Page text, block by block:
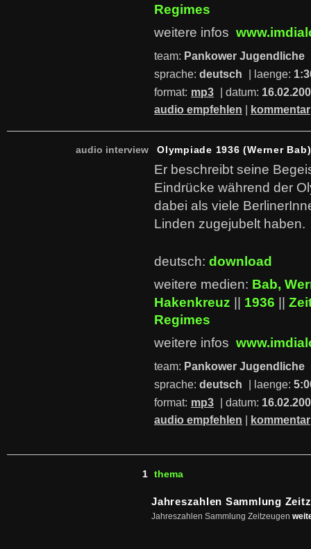
Regimes
weitere infos
team: Pankower Jugendliche
sprache: deutsch | laenge:
format: mp3 | datum:
audio empfehlen
kommentar
audio interview Olympiade 1936 (Werner Bab)
Er beschreibt seine
Eindrücke während der
dabei als viele
Linden zugejubelt haben.
deutsch: download
weitere medien: Bab,
Hakenkreuz
1936
Regimes
weitere infos
team: Pankower Jugendliche
sprache: deutsch | laenge:
format: mp3 | datum:
audio empfehlen
kommentar
1 thema
Jahreszahlen Sammlung
Jahreszahlen Sammlung Zeitzeugen